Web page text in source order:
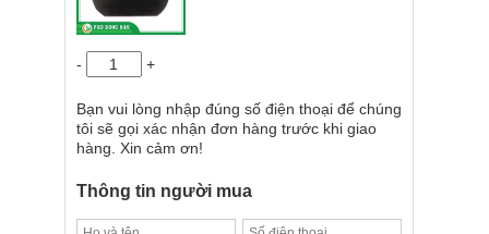
- +
Bạn vui lòng nhập đúng số điện thoại để chúng
tôi sẽ gọi xác nhận đơn hàng trước khi giao
hàng. Xin cảm ơn!
Thông tin người mua